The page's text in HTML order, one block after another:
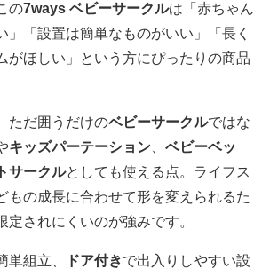
の7ways ベビーサークルは「赤ちゃん
」「設置は簡単なものがいい」「長く
がほしい」という方にぴったりの商品
ただ囲うだけのベビーサークルではな
キッズパーテーション
ベビーベッ
サークルとしても使える点。ライフス
もの成長に合わせて形を変えられるた
定されにくいのが強みです。
単組立、 ドア付きで出入りしやすい設